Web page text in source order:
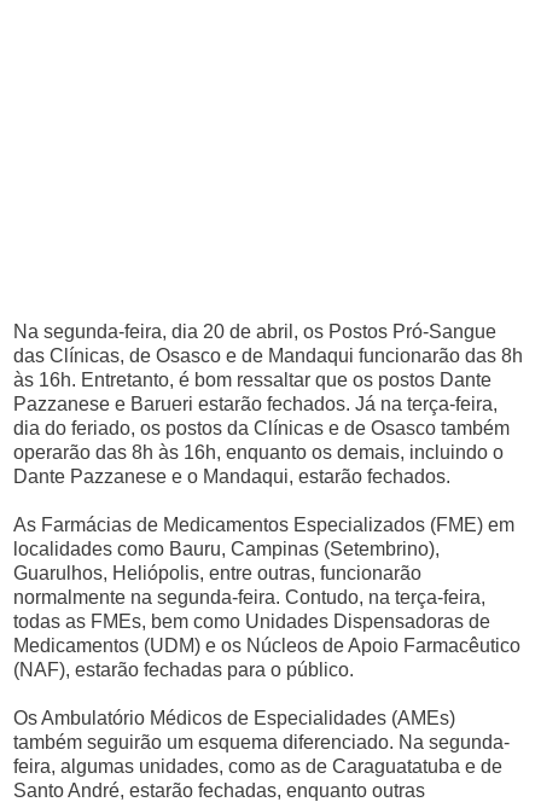
Na segunda-feira, dia 20 de abril, os Postos Pró-Sangue
das Clínicas, de Osasco e de Mandaqui funcionarão das 8h
às 16h. Entretanto, é bom ressaltar que os postos Dante
Pazzanese e Barueri estarão fechados. Já na terça-feira,
dia do feriado, os postos da Clínicas e de Osasco também
operarão das 8h às 16h, enquanto os demais, incluindo o
Dante Pazzanese e o Mandaqui, estarão fechados.
As Farmácias de Medicamentos Especializados (FME) em
localidades como Bauru, Campinas (Setembrino),
Guarulhos, Heliópolis, entre outras, funcionarão
normalmente na segunda-feira. Contudo, na terça-feira,
todas as FMEs, bem como Unidades Dispensadoras de
Medicamentos (UDM) e os Núcleos de Apoio Farmacêutico
(NAF), estarão fechadas para o público.
Os Ambulatório Médicos de Especialidades (AMEs)
também seguirão um esquema diferenciado. Na segunda-
feira, algumas unidades, como as de Caraguatatuba e de
Santo André, estarão fechadas, enquanto outras